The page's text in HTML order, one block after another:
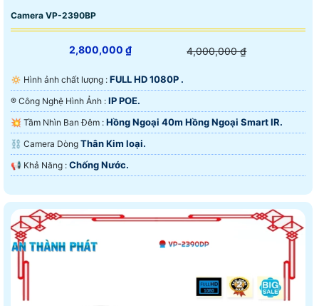
Camera VP-2390BP
2,800,000 ₫ 4,000,000 ₫
🔅 Hình ảnh chất lượng : FULL HD 1080P .
®️ Công Nghệ Hình Ảnh : IP POE.
💥 Tầm Nhìn Ban Đêm : Hồng Ngoại 40m Hồng Ngoại Smart IR.
⛓ Camera Dòng Thân Kim loại.
️📢 Khả Năng : Chống Nước.